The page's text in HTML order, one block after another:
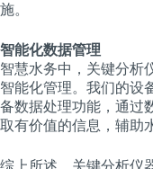
施。
智能化数据管理
智慧水务中，关键分析
智能化管理。我们的设
备数据处理功能，通过
取有价值的信息，辅助
综上所述，关键分析仪